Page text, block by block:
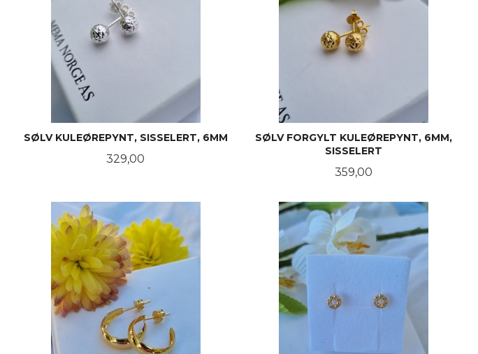
SØLV KULEØREPYNT, SISSELERT, 6MM
Pris
329,00
KJØP
SØLV FORGYLT KULEØREPYNT, 6MM,
SISSELERT
Pris
359,00
KJØP